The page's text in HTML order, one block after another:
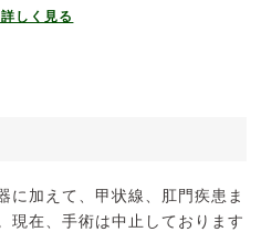
しく見る
に加えて、甲状線、肛門疾患ま
現在、手術は中止しております